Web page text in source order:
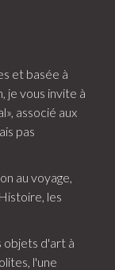
et basée à
je vous invite à
associé aux
pas
au voyage,
les
objets d'art à
l'une